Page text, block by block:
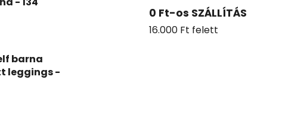
barna
leggings -
0 Ft-os SZÁLLÍTÁS
16.000 Ft felett